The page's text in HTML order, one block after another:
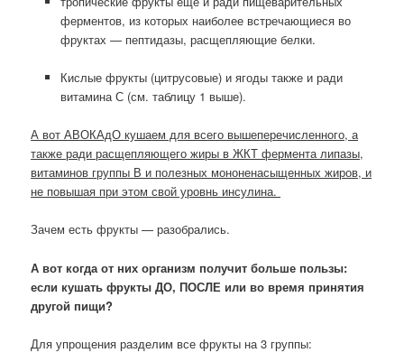
ферментов, из которых наиболее встречающиеся во
фруктах — пептидазы, расщепляющие белки.
Кислые фрукты (цитрусовые) и ягоды также и ради
витамина С (см. таблицу 1 выше).
А вот АВОКАдО кушаем для всего вышеперечисленного, а
также ради расщепляющего жиры в ЖКТ фермента липазы,
витаминов группы В и полезных мононенасыщенных жиров, и
не повышая при этом свой уровнь инсулина.
Зачем есть фрукты — разобрались.
А вот когда от них организм получит больше пользы:
если кушать фрукты ДО, ПОСЛЕ или во время принятия
другой пищи?
Для упрощения разделим все фрукты на 3 группы: